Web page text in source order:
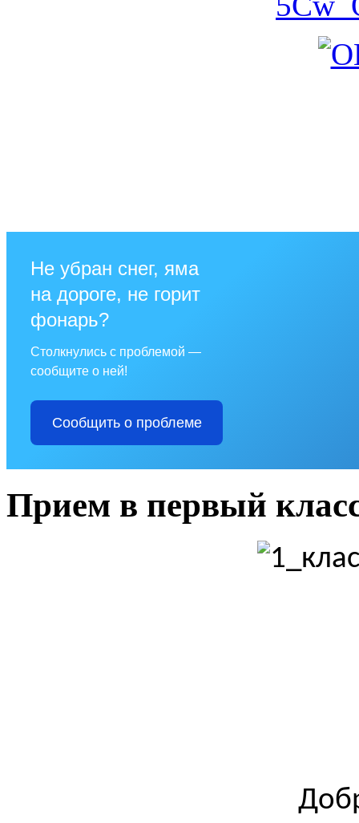
Не убран снег, яма
на дороге, не горит
фонарь?
Столкнулись с проблемой —
сообщите о ней!
Сообщить о проблеме
Прием в первый